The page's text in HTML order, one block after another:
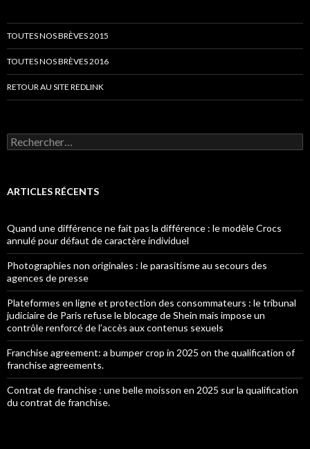
TOUTES NOS BRÈVES 2015
TOUTES NOS BRÈVES 2016
RETOUR AU SITE REDLINK
Rechercher :
ARTICLES RÉCENTS
Quand une différence ne fait pas la différence : le modèle Crocs
annulé pour défaut de caractère individuel
Photographies non originales : le parasitisme au secours des
agences de presse
Plateformes en ligne et protection des consommateurs : le tribunal
judiciaire de Paris refuse le blocage de Shein mais impose un
contrôle renforcé de l’accès aux contenus sexuels
Franchise agreement: a bumper crop in 2025 on the qualification of
franchise agreements.
Contrat de franchise : une belle moisson en 2025 sur la qualification
du contrat de franchise.